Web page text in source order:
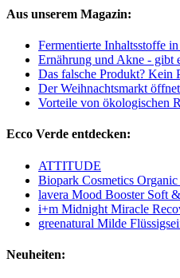
Aus unserem Magazin:
Fermentierte Inhaltsstoffe
Ernährung und Akne - gibt
Das falsche Produkt? Kein
Der Weihnachtsmarkt
Vorteile von ökologischen
Ecco Verde entdecken:
ATTITUDE
Biopark Cosmetics
lavera Mood Booster Soft
i+m Midnight Miracle
greenatural Milde
Neuheiten: